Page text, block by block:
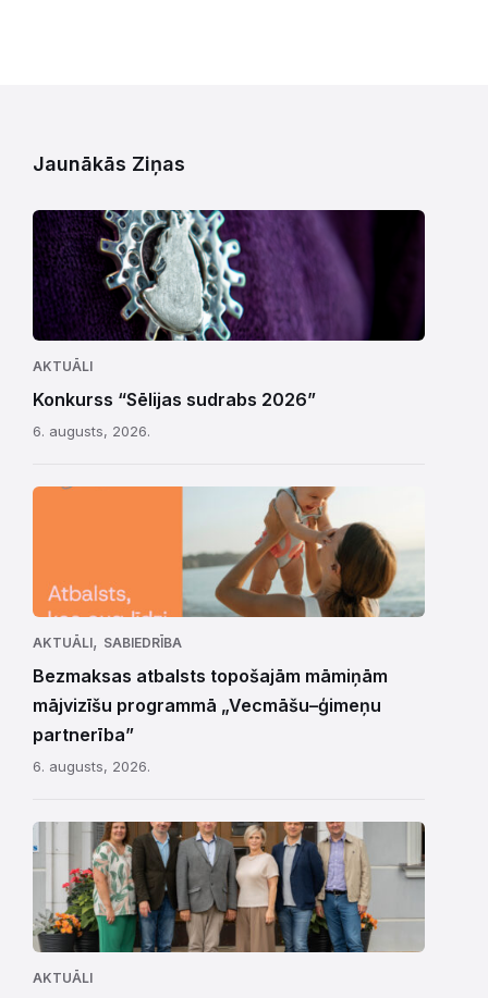
Jaunākās Ziņas
AKTUĀLI
Konkurss “Sēlijas sudrabs 2026”
6. augusts, 2026.
AKTUĀLI, SABIEDRĪBA
Bezmaksas atbalsts topošajām māmiņām
mājvizīšu programmā „Vecmāšu–ģimeņu
partnerība”
6. augusts, 2026.
AKTUĀLI